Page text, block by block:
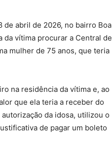
de abril de 2026, no bairro Boa
da vítima procurar a Central de
mulher de 75 anos, que teria
na residência da vítima e, ao
que ela teria a receber do
da idosa, utilizou o
de pagar um boleto